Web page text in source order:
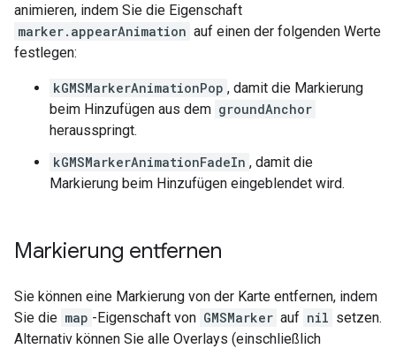
animieren, indem Sie die Eigenschaft
marker.appearAnimation auf einen der folgenden Werte
festlegen:
kGMSMarkerAnimationPop , damit die Markierung
beim Hinzufügen aus dem groundAnchor
herausspringt.
kGMSMarkerAnimationFadeIn , damit die
Markierung beim Hinzufügen eingeblendet wird.
Markierung entfernen
Sie können eine Markierung von der Karte entfernen, indem
Sie die map -Eigenschaft von GMSMarker auf nil setzen.
Alternativ können Sie alle Overlays (einschließlich